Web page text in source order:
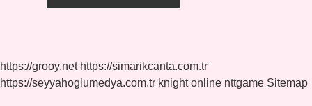
https://grooy.net https://simarikcanta.com.tr
https://seyyahoglumedya.com.tr knight online nttgame Sitemap